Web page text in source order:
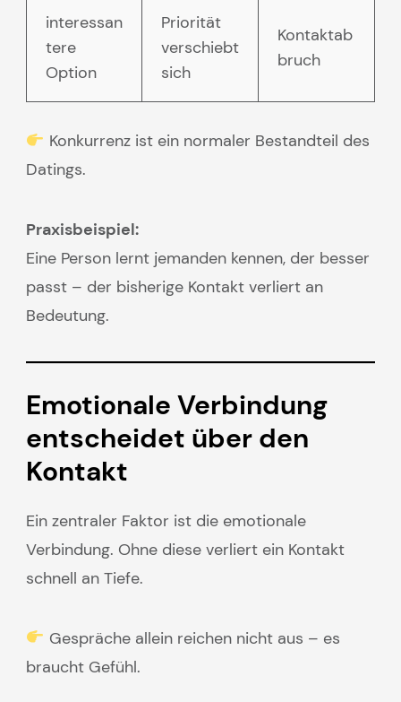
interessan
tere
Option
Priorität
verschiebt
sich
Kontaktab
bruch
Konkurrenz ist ein normaler Bestandteil des
Datings.
Praxisbeispiel:
Eine Person lernt jemanden kennen, der besser
passt – der bisherige Kontakt verliert an
Bedeutung.
Emotionale Verbindung
entscheidet über den
Kontakt
Ein zentraler Faktor ist die emotionale
Verbindung. Ohne diese verliert ein Kontakt
schnell an Tiefe.
Gespräche allein reichen nicht aus – es
braucht Gefühl.